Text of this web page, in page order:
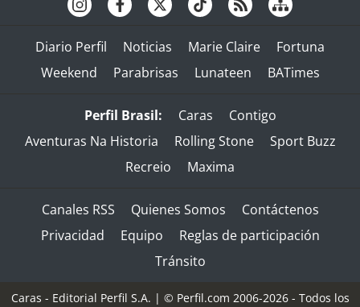
Diario Perfil Noticias Marie Claire
Fortuna
Weekend
Parabrisas Lunateen BATimes
Perfil Brasil: Caras
Contigo
Aventuras Na Historia
Rolling Stone
Sport Buzz
Recreio
Maxima
Canales RSS Quienes Somos
Contáctenos
Privacidad
Equipo
Reglas de participación
Tránsito
Caras - Editorial Perfil S.A. | © Perfil.com 2006-2026 - Todos los